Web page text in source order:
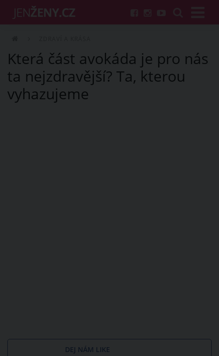
Která část avokáda je pro nás
ta nejzdravější? Ta, kterou
vyhazujeme
DEJ NÁM LIKE